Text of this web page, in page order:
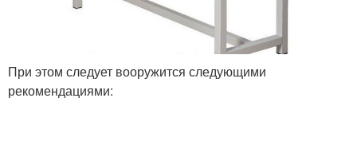
При этом следует вооружится следующими
рекомендациями: